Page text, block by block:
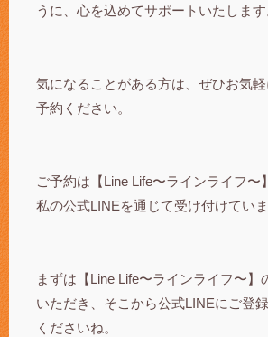
うに、心を込めてサポートいたします
気になることがある方は、ぜひお気
予約ください。
ご予約は【Line Life〜ラインライフ〜
私の公式LINEを通じて受け付けていま
まずは【Line Life〜ラインライフ〜】
いただき、そこから公式LINEにご登
くださいね。